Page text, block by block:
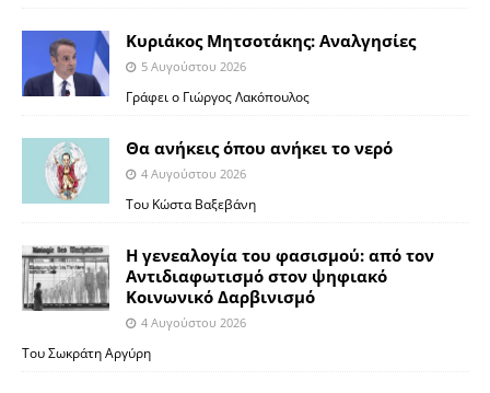
Κυριάκος Μητσοτάκης: Αναλγησίες
5 Αυγούστου 2026
Γράφει ο Γιώργος Λακόπουλος
Θα ανήκεις όπου ανήκει το νερό
4 Αυγούστου 2026
Του Κώστα Βαξεβάνη
Η γενεαλογία του φασισμού: από τον
Αντιδιαφωτισμό στον ψηφιακό
Κοινωνικό Δαρβινισμό
4 Αυγούστου 2026
Του Σωκράτη Αργύρη